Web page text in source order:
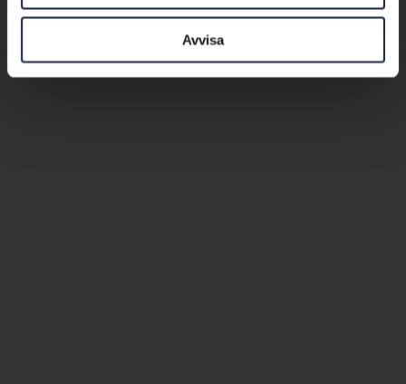
Avvisa